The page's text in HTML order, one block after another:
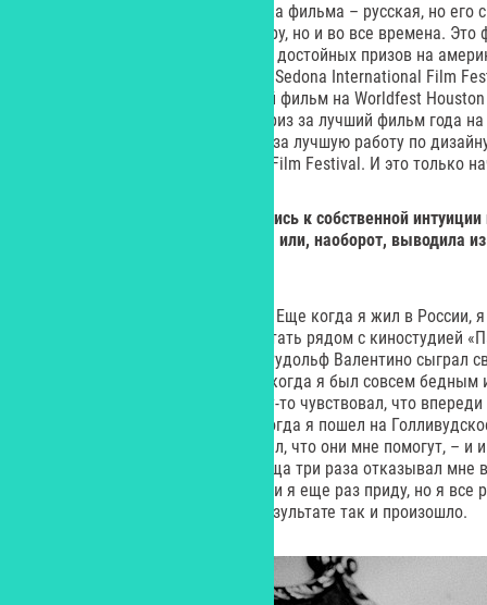
– Тема – голливудская, а начинка фильма – русская, но
зрителей не только по всему миру, но и во все времена.
Наша картина уже получила ряд достойных призов на
Аризоне (гран-при на фестивале Sedona International Film
Реми» за лучший драматический фильм на Worldfest
Восточном побережье страны приз за лучший фильм года
International Film Festival и приз за лучшую работу по
Флориде – Orlando International Film Festival. И это только
Насколько вы прислушивались к собственной
случаи, когда она вас подводила или, наоборот, выводила
– Это очень интересный вопрос. Еще когда я жил в России,
окажусь в Голливуде, буду работать рядом с киностудией
себя костюм Шейха, в котором Рудольф Валентино сыграл
произошло в реальности. Даже когда я был совсем бедным
улицах Лос-Анджелеса, я почему-то чувствовал, что
случилось. Я приведу пример: когда я пошел на
Рудольф Валентино, я чувствовал, что они мне помогут, – и
Правда, вице-президент кладбища три раза отказывал
пообещал вызвать полицию, если я еще раз приду, но я все
буду снимать свой фильм, и в результате так и произошло.